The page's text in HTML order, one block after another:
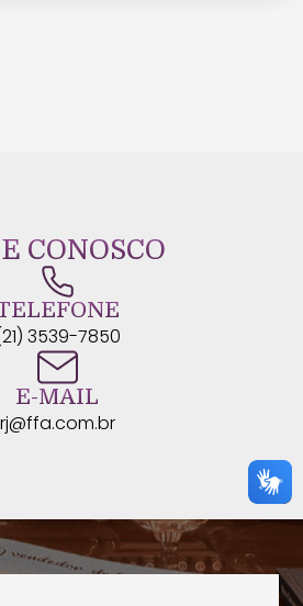
CONOSCO
3539-7850
E-MAIL
rj@ffa.com.br